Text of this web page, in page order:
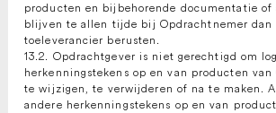
producten en bijbehorende documentatie of
blijven te allen tijde bij Opdrachtnemer dan
toeleverancier berusten.
13.2. Opdrachtgever is niet gerechtigd om
herkenningstekens op en van producten
te wijzigen, te verwijderen of na te maken.
andere herkenningstekens op en van